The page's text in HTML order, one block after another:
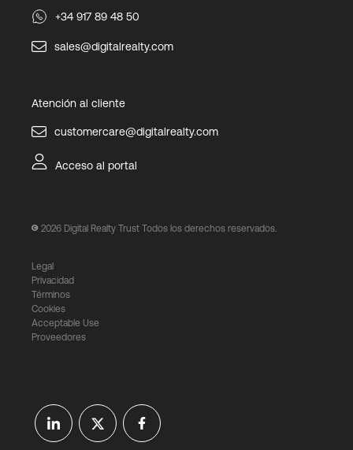
+34 917 89 48 50
sales@digitalrealty.com
Atención al cliente
customercare@digitalrealty.com
Acceso al portal
2026 Digital Realty Trust Todos los derechos reservados.
Legal
Privacidad
Términos
Cookies
Acceptable Use
Proveedores